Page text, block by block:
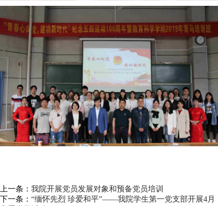
上一条： 我院开展党员发展对象和预备党员培训
下一条： “缅怀先烈 珍爱和平”——我院学生第一党支部开展4月